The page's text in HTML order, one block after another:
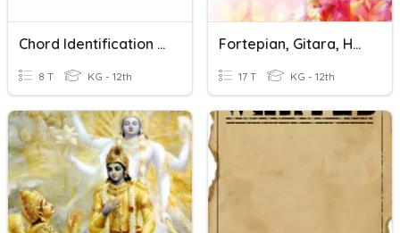
Chord Identification Quiz (7th Chords - No Accidentals)
8 T KG - 12th
Fortepian, Gitara, Harfa I Skrzypce.
17 T KG - 12th